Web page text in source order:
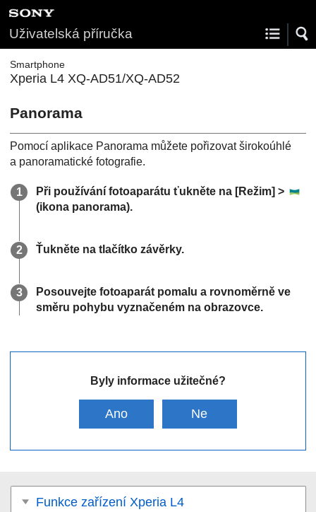
Uživatelská příručka
Smartphone
Xperia L4 XQ-AD51/XQ-AD52
Panorama
Pomocí aplikace Panorama můžete pořizovat širokoúhlé
a panoramatické fotografie.
Při používání fotoaparátu ťukněte na [Režim] >
(ikona panorama).
Ťukněte na tlačítko závěrky.
Posouvejte fotoaparát pomalu a rovnoměrně ve
směru pohybu vyznačeném na obrazovce.
Byly informace užitečné?
Ano Ne
Funkce zařízení Xperia L4